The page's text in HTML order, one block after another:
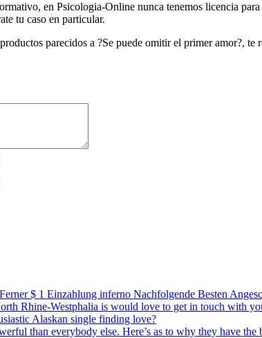
en Psicologia-Online nunca tenemos licencia
tu caso en particular.
parecidos a ?Se puede omitir el primer amor?, te
$ 1 Einzahlung inferno Nachfolgende Besten
Rhine-Westphalia is would love to get in touch with
Alaskan single finding love?
than everybody else. Here’s as to why they have the